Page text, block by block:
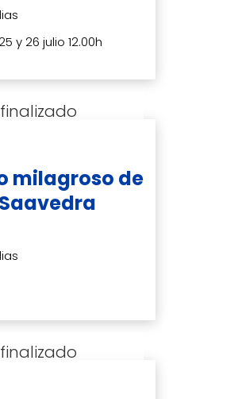
25 y 26 julio 12.00h
milagroso de